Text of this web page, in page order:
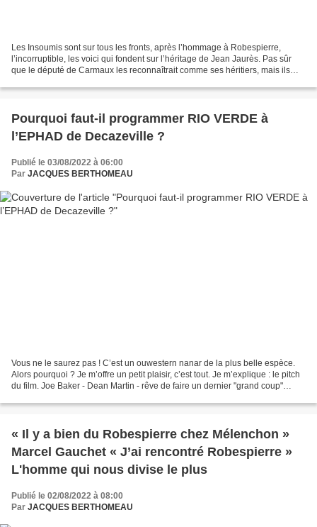
Les Insoumis sont sur tous les fronts, après l’hommage à Robespierre,
l’incorruptible, les voici qui fondent sur l’héritage de Jean Jaurès. Pas sûr
que le député de Carmaux les reconnaîtrait comme ses héritiers, mais ils
Pourquoi faut-il programmer RIO VERDE à
l’EPHAD de Decazeville ?
Publié le 03/08/2022 à 06:00
Par JACQUES BERTHOMEAU
Vous ne le saurez pas ! C’est un ouwestern nanar de la plus belle espèce.
Alors pourquoi ? Je m’offre un petit plaisir, c’est tout. Je m’explique : le pitch
du film. Joe Baker - Dean Martin - rêve de faire un dernier "grand coup"
« Il y a bien du Robespierre chez Mélenchon »
Marcel Gauchet « J’ai rencontré Robespierre »
L'homme qui nous divise le plus
Publié le 02/08/2022 à 08:00
Par JACQUES BERTHOMEAU